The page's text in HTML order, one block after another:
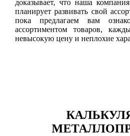
доказывает, что наша
планирует развивать свой
пока предлагаем вам
ассортиментом товаров,
невысокую цену и неплохие